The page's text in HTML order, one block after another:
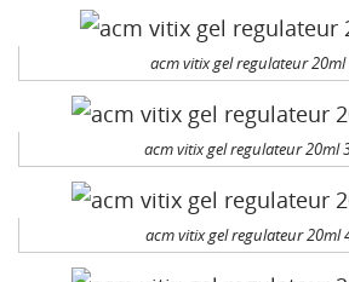
acm vitix gel regulateur 20ml
acm vitix gel regulateur 20ml
acm vitix gel regulateur 20ml